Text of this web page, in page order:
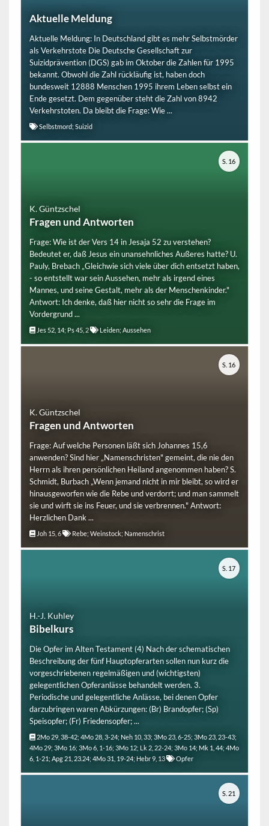
Aktuelle Meldung
Aktuelle Meldung: In Deutschland gibt es mehr Selbstmörder
als Verkehrstote Die Deutsche Gesellschaft zur
Suizidprävention (DGS) gab im Oktober die Zahlen für 1995
bekannt. Obwohl die Zahl rückläufig ist, haben doch
bundesweit 12888 Menschen 1995 ihrem Leben selbst ein
Ende gesetzt. Dem gegenüber steht die Zahl von 8942
Verkehrstoten. Da bleibt die Frage: Wie ...
Selbstmord; Suizid
K. Güntzschel
Fragen und Antworten
Frage: Wie ist der Vers 14 in Jesaja 52 zu verstehen?
Bedeutet er, daß Jesus ein unansehnliches Außeres hatte? U.
Pauly, Brebach „Gleichwie sich viele über dich entsetzt haben,
- so entstellt war sein Aussehen, mehr als irgend eines
Mannes, und seine Gestalt, mehr als der Menschenkinder."
Antwort: Ich denke, daß hier nicht so sehr die Frage im
Vordergrund ...
Jes 52, 14; Ps 45, 2 Leiden; Aussehen
S. 16
K. Güntzschel
Fragen und Antworten
Frage: Auf welche Personen läßt sich Johannes 15,6
anwenden? Sind hier „Namenschristen" gemeint, die nie den
Herrn als ihren persönlichen Heiland angenommen haben? S.
Schmidt, Burbach „Wenn jemand nicht in mir bleibt, so wird er
hinausgeworfen wie die Rebe und verdorrt; und man sammelt
sie und wirft sie ins Feuer, und sie verbrennen." Antwort:
Herzlichen Dank ...
Joh 15, 6 Rebe; Weinstock; Namenschrist
S. 16
H.-J. Kuhley
Bibelkurs
Die Opfer im Alten Testament (4) Nach der schematischen
Beschreibung der fünf Hauptopferarten sollen nun kurz die
vorgeschriebenen regelmäßigen und (wichtigsten)
gelegentlichen Opferanlässe behandelt werden. 3.
Periodische und gelegentliche Anlässe, bei denen Opfer
darzubringen waren Abkürzungen: (Br) Brandopfer; (Sp)
Speisopfer; (Fr) Friedensopfer; ...
2Mo 29, 38-42; 4Mo 28, 3-24; Neh 10, 33; 3Mo 23, 6-25; 3Mo 23, 23-43;
4Mo 29; 3Mo 16; 3Mo 6, 1-16; 3Mo 12; Lk 2, 22-24; 3Mo 14; Mk 1, 44; 4Mo
6, 1-21; Apg 21, 23.24; 4Mo 31, 19-24; Hebr 9, 13
Opfer
S. 17
S. 21